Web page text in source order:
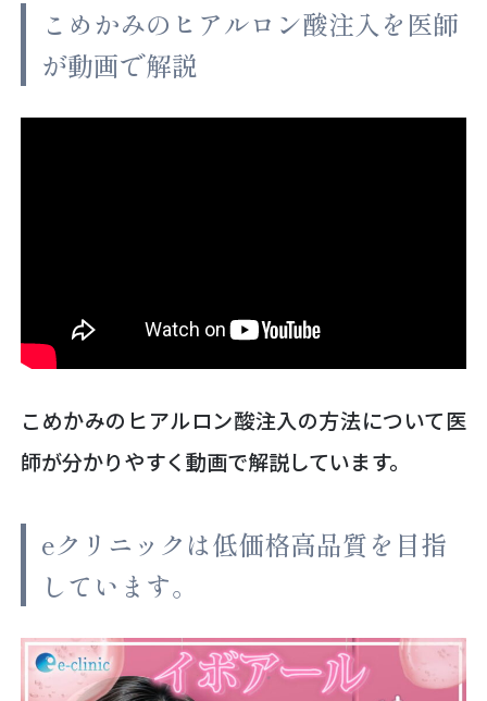
こめかみのヒアルロン酸注入を医師
が動画で解説
こめかみのヒアルロン酸注入の方法について医
師が分かりやすく動画で解説しています。
eクリニックは低価格高品質を目指
しています。